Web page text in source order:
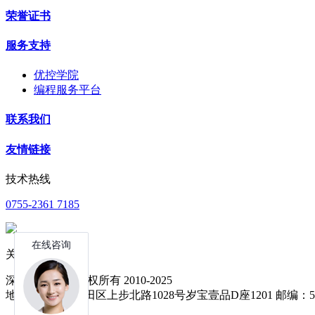
荣誉证书
服务支持
优控学院
编程服务平台
联系我们
友情链接
技术热线
0755-2361 7185
关注公众号
深圳中达优控 版权所有 2010-2025
地址：深圳市福田区上步北路1028号岁宝壹品D座1201 邮编：